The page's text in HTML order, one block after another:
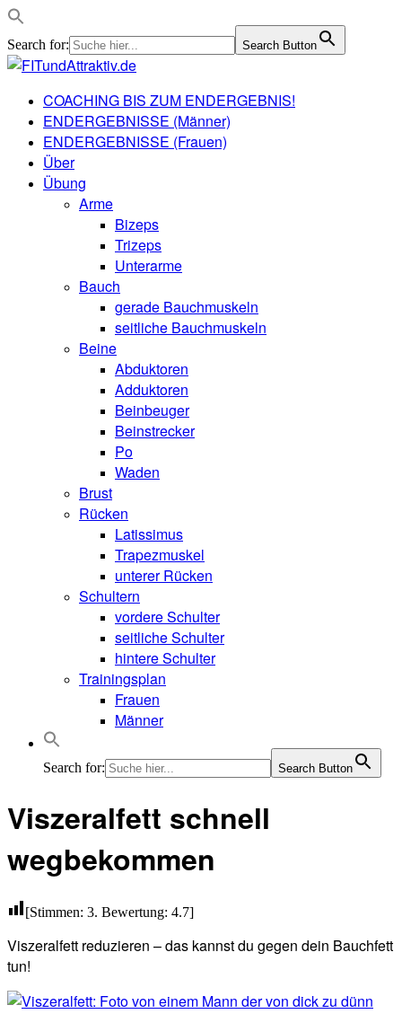
Search for: Search Button
COACHING BIS ZUM ENDERGEBNIS!
ENDERGEBNISSE (Männer)
ENDERGEBNISSE (Frauen)
Über
Übung
Arme
Bizeps
Trizeps
Unterarme
Bauch
gerade Bauchmuskeln
seitliche Bauchmuskeln
Beine
Abduktoren
Adduktoren
Beinbeuger
Beinstrecker
Po
Waden
Brust
Rücken
Latissimus
Trapezmuskel
unterer Rücken
Schultern
vordere Schulter
seitliche Schulter
hintere Schulter
Trainingsplan
Frauen
Männer
Search for: Search Button
Viszeralfett schnell
wegbekommen
[Stimmen: 3. Bewertung: 4.7]
Viszeralfett reduzieren – das kannst du gegen dein Bauchfett
tun!